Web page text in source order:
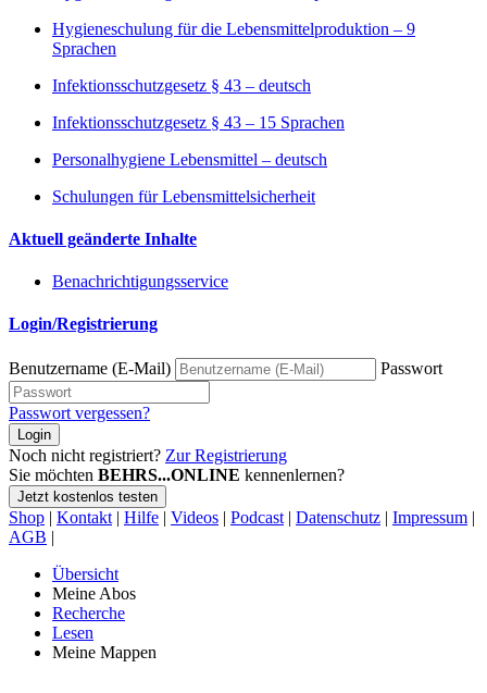
Hygieneschulung für die Lebensmittelproduktion – 9
Sprachen
Infektionsschutzgesetz § 43 – deutsch
Infektionsschutzgesetz § 43 – 15 Sprachen
Personalhygiene Lebensmittel – deutsch
Schulungen für Lebensmittelsicherheit
Aktuell geänderte Inhalte
Benachrichtigungsservice
Login/Registrierung
Benutzername (E-Mail) Passwort
Passwort vergessen?
Login
Noch nicht registriert? Zur Registrierung
Sie möchten BEHRS...ONLINE kennenlernen?
Jetzt kostenlos testen
Shop | Kontakt | Hilfe | Videos | Podcast | Datenschutz | Impressum |
AGB |
Übersicht
Meine Abos
Recherche
Lesen
Meine Mappen